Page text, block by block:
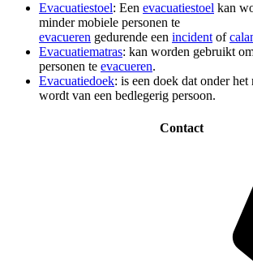
Evacuatiestoel: Een evacuatiestoel kan
minder mobiele personen te
evacueren gedurende een incident of
Evacuatiematras: kan worden gebruikt
personen te evacueren.
Evacuatiedoek: is een doek dat onder het
wordt van een bedlegerig persoon.
Contact